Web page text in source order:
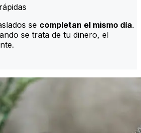
se completan el mismo día.
se trata de tu dinero, el